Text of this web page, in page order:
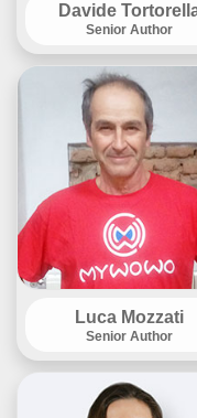
Davide
Senior Author
Luca Mozzati
Senior Author